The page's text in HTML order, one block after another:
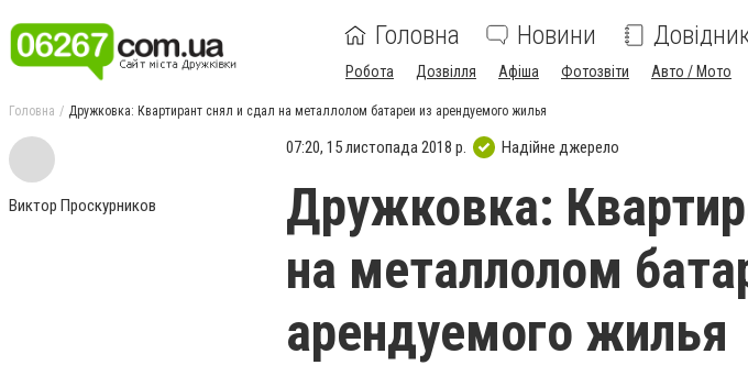
Головна Новини
Робота Дозвілля Афіша Фотозвіти Авто / Мото
Головна Дружковка: Квартирант снял и сдал на металлолом батареи из арендуемого жилья
Виктор Проскурников
07:20, 15 листопада 2018 р. Надійне джерело
Дружковка:
на металлолом
арендуемого жилья